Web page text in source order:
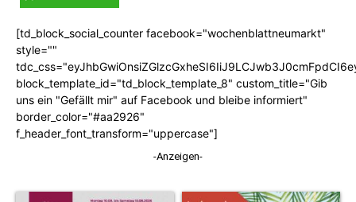
[td_block_social_counter facebook="wochenblattneumarkt"
style=""
block_template_id="td_block_template_8" custom_title="Gib
uns ein "Gefällt mir" auf Facebook und bleibe informiert"
border_color="#aa2926"
f_header_font_transform="uppercase"]
-Anzeigen-